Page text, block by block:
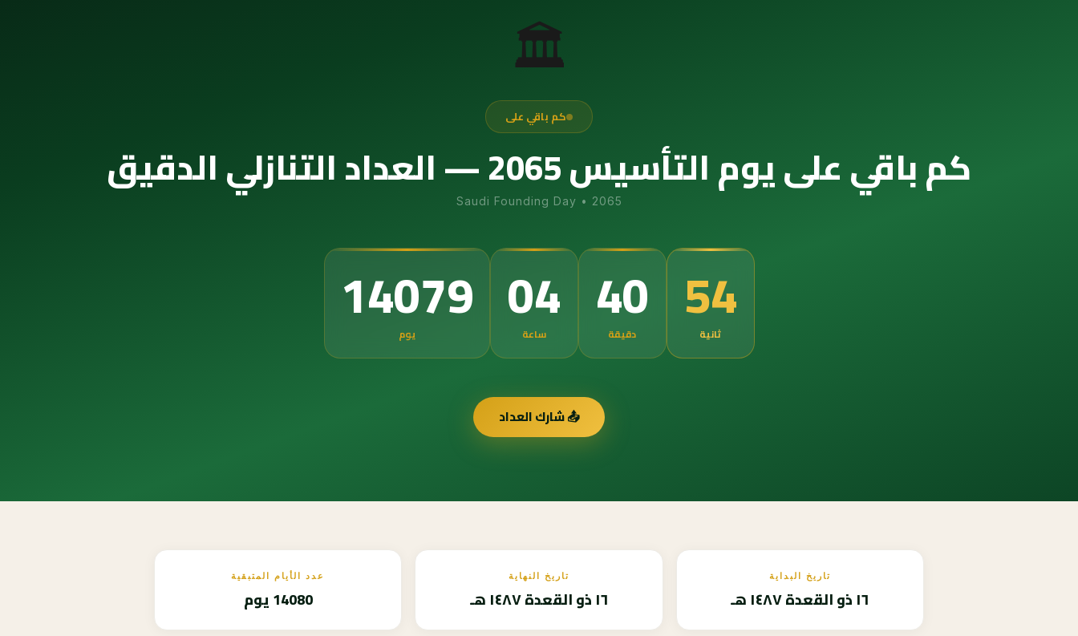
🏛️
كم باقي على
كم باقي على يوم التأسيس 2065 — العداد التنازلي الدقيق
Saudi Founding Day • 2065
14079
يوم 04
ساعة 40
دقيقة 52
ثانية
📤 شارك العداد
تاريخ البداية
١٦ ذو القعدة ١٤٨٧ هـ
تاريخ النهاية
١٦ ذو القعدة ١٤٨٧ هـ
عدد الأيام المتبقية
14080 يوم